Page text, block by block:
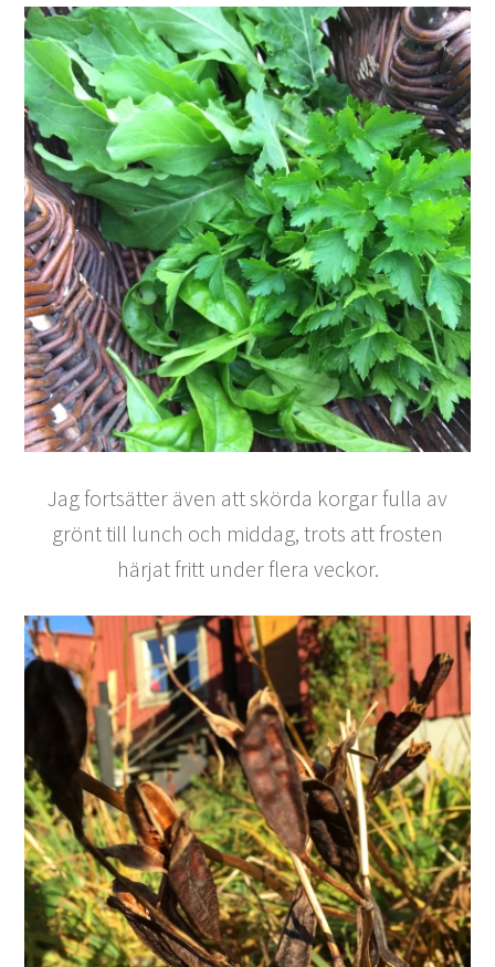
Jag fortsätter även att skörda korgar fulla av
grönt till lunch och middag, trots att frosten
härjat fritt under flera veckor.